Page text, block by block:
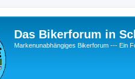
Das Bikerforum in
Markenunabhängiges Bikerforum --- Ein